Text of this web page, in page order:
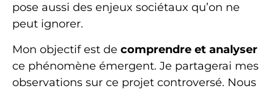
pose aussi des enjeux sociétaux qu’on ne
peut ignorer.
Mon objectif est de comprendre et analyser
ce phénomène émergent. Je partagerai mes
observations sur ce projet controversé. Nous